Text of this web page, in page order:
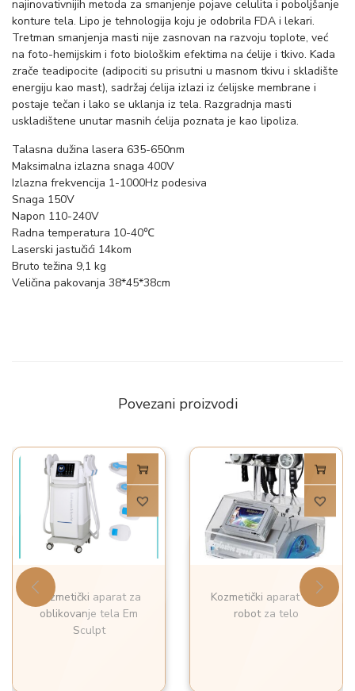
najinovativnijih metoda za smanjenje pojave celulita i poboljšanje
konture tela. Lipo je tehnologija koju je odobrila FDA i lekari.
Tretman smanjenja masti nije zasnovan na razvoju toplote, već
na foto-hemijskim i foto biološkim efektima na ćelije i tkivo. Kada
zrače teadipocite (adipociti su prisutni u masnom tkivu i skladište
energiju kao mast), sadržaj ćelija izlazi iz ćelijske membrane i
postaje tečan i lako se uklanja iz tela. Razgradnja masti
uskladištene unutar masnih ćelija poznata je kao lipoliza.
Talasna dužina lasera ​​635-650nm
Maksimalna izlazna snaga 400V
Izlazna frekvencija 1-1000Hz podesiva
Snaga 150V
Napon 110-240V
Radna temperatura 10-40℃
Laserski jastučići 14kom
Bruto težina 9,1 kg
Veličina pakovanja 38*45*38cm
Povezani proizvodi
Kozmetički aparat za
oblikovanje tela Em
Sculpt
Kozmetički aparat 5u1
robot za telo